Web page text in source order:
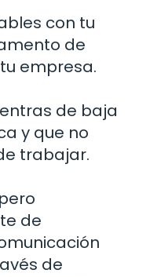
con tu
de
empresa.
de baja
y que no
trabajar.
de
de